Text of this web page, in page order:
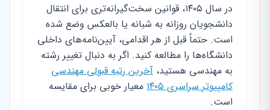
در سال ۱۴۰۵، قوانین سخت‌گیرانه‌تری برای انتقال
دانشجویان روزانه به شبانه یا بالعکس وضع شده
است. حتماً قبل از هر اقدامی، آیین‌نامه‌های داخلی
دانشگاه‌ها را مطالعه کنید. اگر به دنبال تغییر رشته
به مهندسی هستید، آخرین رتبه قبولی مهندسی
کامپیوتر سراسری ۱۴۰۵
معیار خوبی برای مقایسه
است.